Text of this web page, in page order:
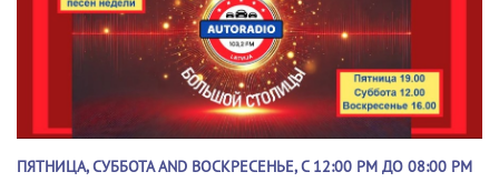
ПЯТНИЦА, СУББОТА AND ВОСКРЕСЕНЬЕ, С 12:00 PM ДО 08:00 PM